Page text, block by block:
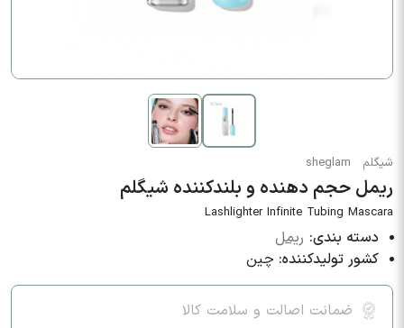
شیگلم sheglam
ریمل حجم دهنده و بلندکننده شیگلم
Lashlighter Infinite Tubing Mascara
دسته بندی: ریمل
کشور تولیدکننده: چین
ضمانت اصالت و سلامت کالا